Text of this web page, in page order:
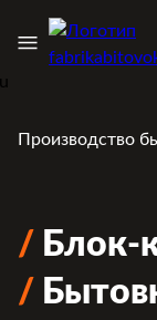
Производство
Блок-